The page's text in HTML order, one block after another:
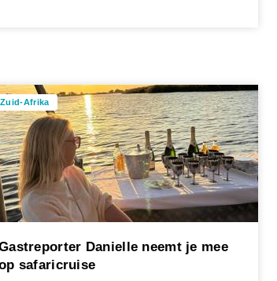
Zuid-Afrika
Danielle neemt je mee
safaricruise